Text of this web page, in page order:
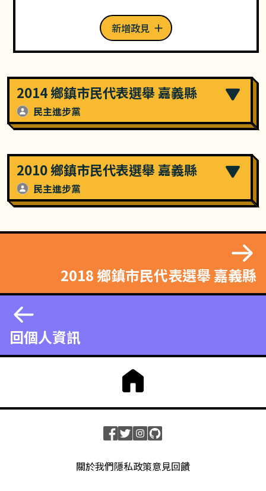
新增政見
2014 鄉鎮市民代表選舉 嘉義縣
民主進步黨
2010 鄉鎮市民代表選舉 嘉義縣
民主進步黨
回個人資訊
2018 鄉鎮市民代表選舉 嘉義縣
關於我們隱私政策意見回饋